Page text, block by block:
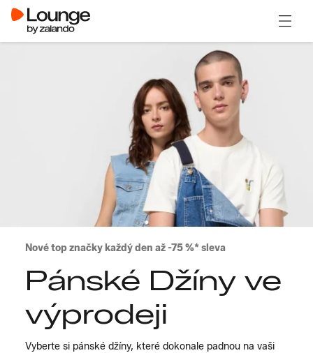
Nové top značky každý den až -75 %* sleva
Pánské Džíny ve
výprodeji
Vyberte si pánské džíny, které dokonale padnou na vaši